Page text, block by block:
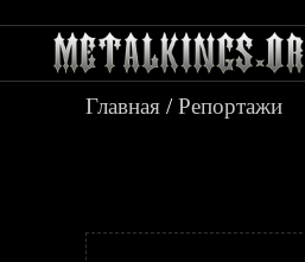
Главная /Репортажи